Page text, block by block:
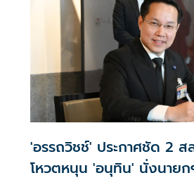
'อรรถวิชช์' ประกาศชัด 2 สส.รทสช. พร้อม
โหวตหนุน 'อนุทิน' นั่งนายกฯ หวังผลักดัน